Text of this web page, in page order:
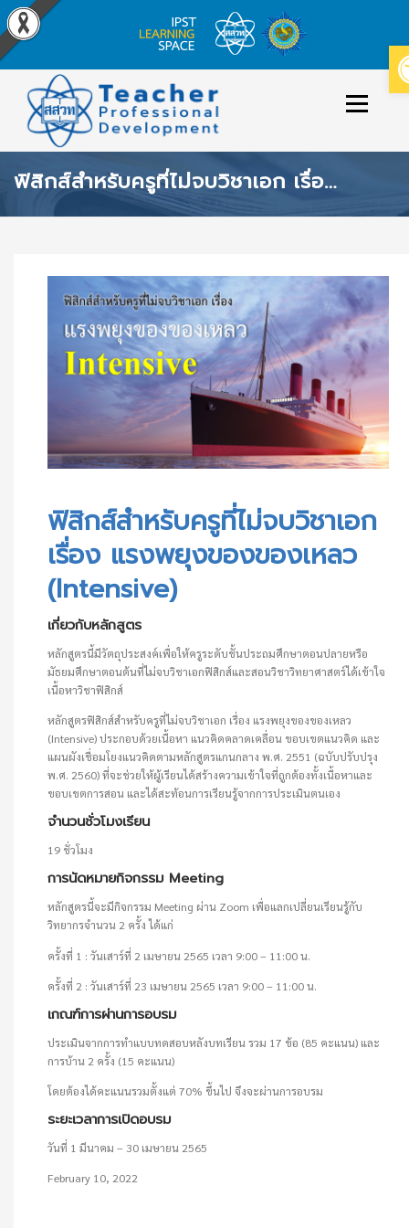
content
Menu
ข่าวประกาศ หลักสูตร/รายวิชาที่เปิดสอน
ฟิสิกส์สำหรับครูที่ไม่จบวิชาเอก เรื่อง แรงพยุงของของเหลว (INTENSIVE)
ฟิสิกส์สำหรับครูที่ไม่จบวิชาเอก
เรื่อง แรงพยุงของของเหลว
(Intensive)
เกี่ยวกับหลักสูตร
หลักสูตรนี้มีวัตถุประสงค์เพื่อให้ครูระดับชั้นประถมศึกษาตอนปลายหรือ
มัธยมศึกษาตอนต้นที่ไม่จบวิชาเอกฟิสิกส์และสอนวิชาวิทยาศาสตร์ได้เข้าใจ
เนื้อหาวิชาฟิสิกส์
หลักสูตรฟิสิกส์สำหรับครูที่ไม่จบวิชาเอก เรื่อง แรงพยุงของของเหลว
(Intensive) ประกอบด้วยเนื้อหา แนวคิดคลาดเคลื่อน ขอบเขตแนวคิด และ
แผนผังเชื่อมโยงแนวคิดตามหลักสูตรแกนกลาง พ.ศ. 2551 (ฉบับปรับปรุง
พ.ศ. 2560) ที่จะช่วยให้ผู้เรียนได้สร้างความเข้าใจที่ถูกต้องทั้งเนื้อหาและ
ขอบเขตการสอน และได้สะท้อนการเรียนรู้จากการประเมินตนเอง
จำนวนชั่วโมงเรียน
19 ชั่วโมง
การนัดหมายกิจกรรม Meeting
หลักสูตรนี้จะมีกิจกรรม Meeting ผ่าน Zoom เพื่อแลกเปลี่ยนเรียนรู้กับ
วิทยากรจำนวน 2 ครั้ง ได้แก่
ครั้งที่ 1 : วันเสาร์ที่ 2 เมษายน 2565 เวลา 9:00 – 11:00 น.
ครั้งที่ 2 : วันเสาร์ที่ 23 เมษายน 2565 เวลา 9:00 – 11:00 น.
เกณฑ์การผ่านการอบรม
ประเมินจากการทำแบบทดสอบหลังบทเรียน รวม 17 ข้อ (85 คะแนน) และ
การบ้าน 2 ครั้ง (15 คะแนน)
โดยต้องได้คะแนนรวมตั้งแต่ 70% ขึ้นไป จึงจะผ่านการอบรม
ระยะเวลาการเปิดอบรม
วันที่ 1 มีนาคม – 30 เมษายน 2565
February 10, 2022